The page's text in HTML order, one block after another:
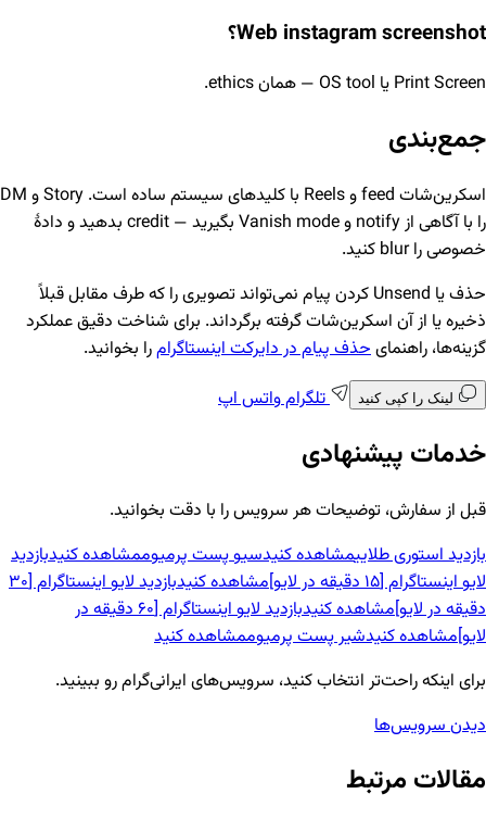
Web instagram screenshot؟
Print Screen یا OS tool — همان ethics.
جمع‌بندی
اسکرین‌شات feed و Reels با کلیدهای سیستم ساده است. Story و DM
را با آگاهی از notify و Vanish mode بگیرید — credit بدهید و دادهٔ
خصوصی را blur کنید.
حذف یا Unsend کردن پیام نمی‌تواند تصویری را که طرف مقابل قبلاً
ذخیره یا از آن اسکرین‌شات گرفته برگرداند. برای شناخت دقیق عملکرد
گزینه‌ها، راهنمایحذف پیام در دایرکت اینستاگرامرا بخوانید.
تلگرامواتس اپ
خدمات پیشنهادی
قبل از سفارش، توضیحات هر سرویس را با دقت بخوانید.
بازدید استوری طلاییمشاهده کنیدسیو پست پرمیوممشاهده کنیدبازدید
لایو اینستاگرام [15 دقیقه در لایو]
مشاهده کنید
بازدید لایو اینستاگرام [30
دقیقه در لایو]مشاهده کنید
بازدید لایو اینستاگرام [60 دقیقه در
لایو]مشاهده کنیدشیر پست پرمیوممشاهده کنید
برای اینکه راحت‌تر انتخاب کنید، سرویس‌های ایرانی‌گرام رو ببینید.
دیدن سرویس‌ها
مقالات مرتبط